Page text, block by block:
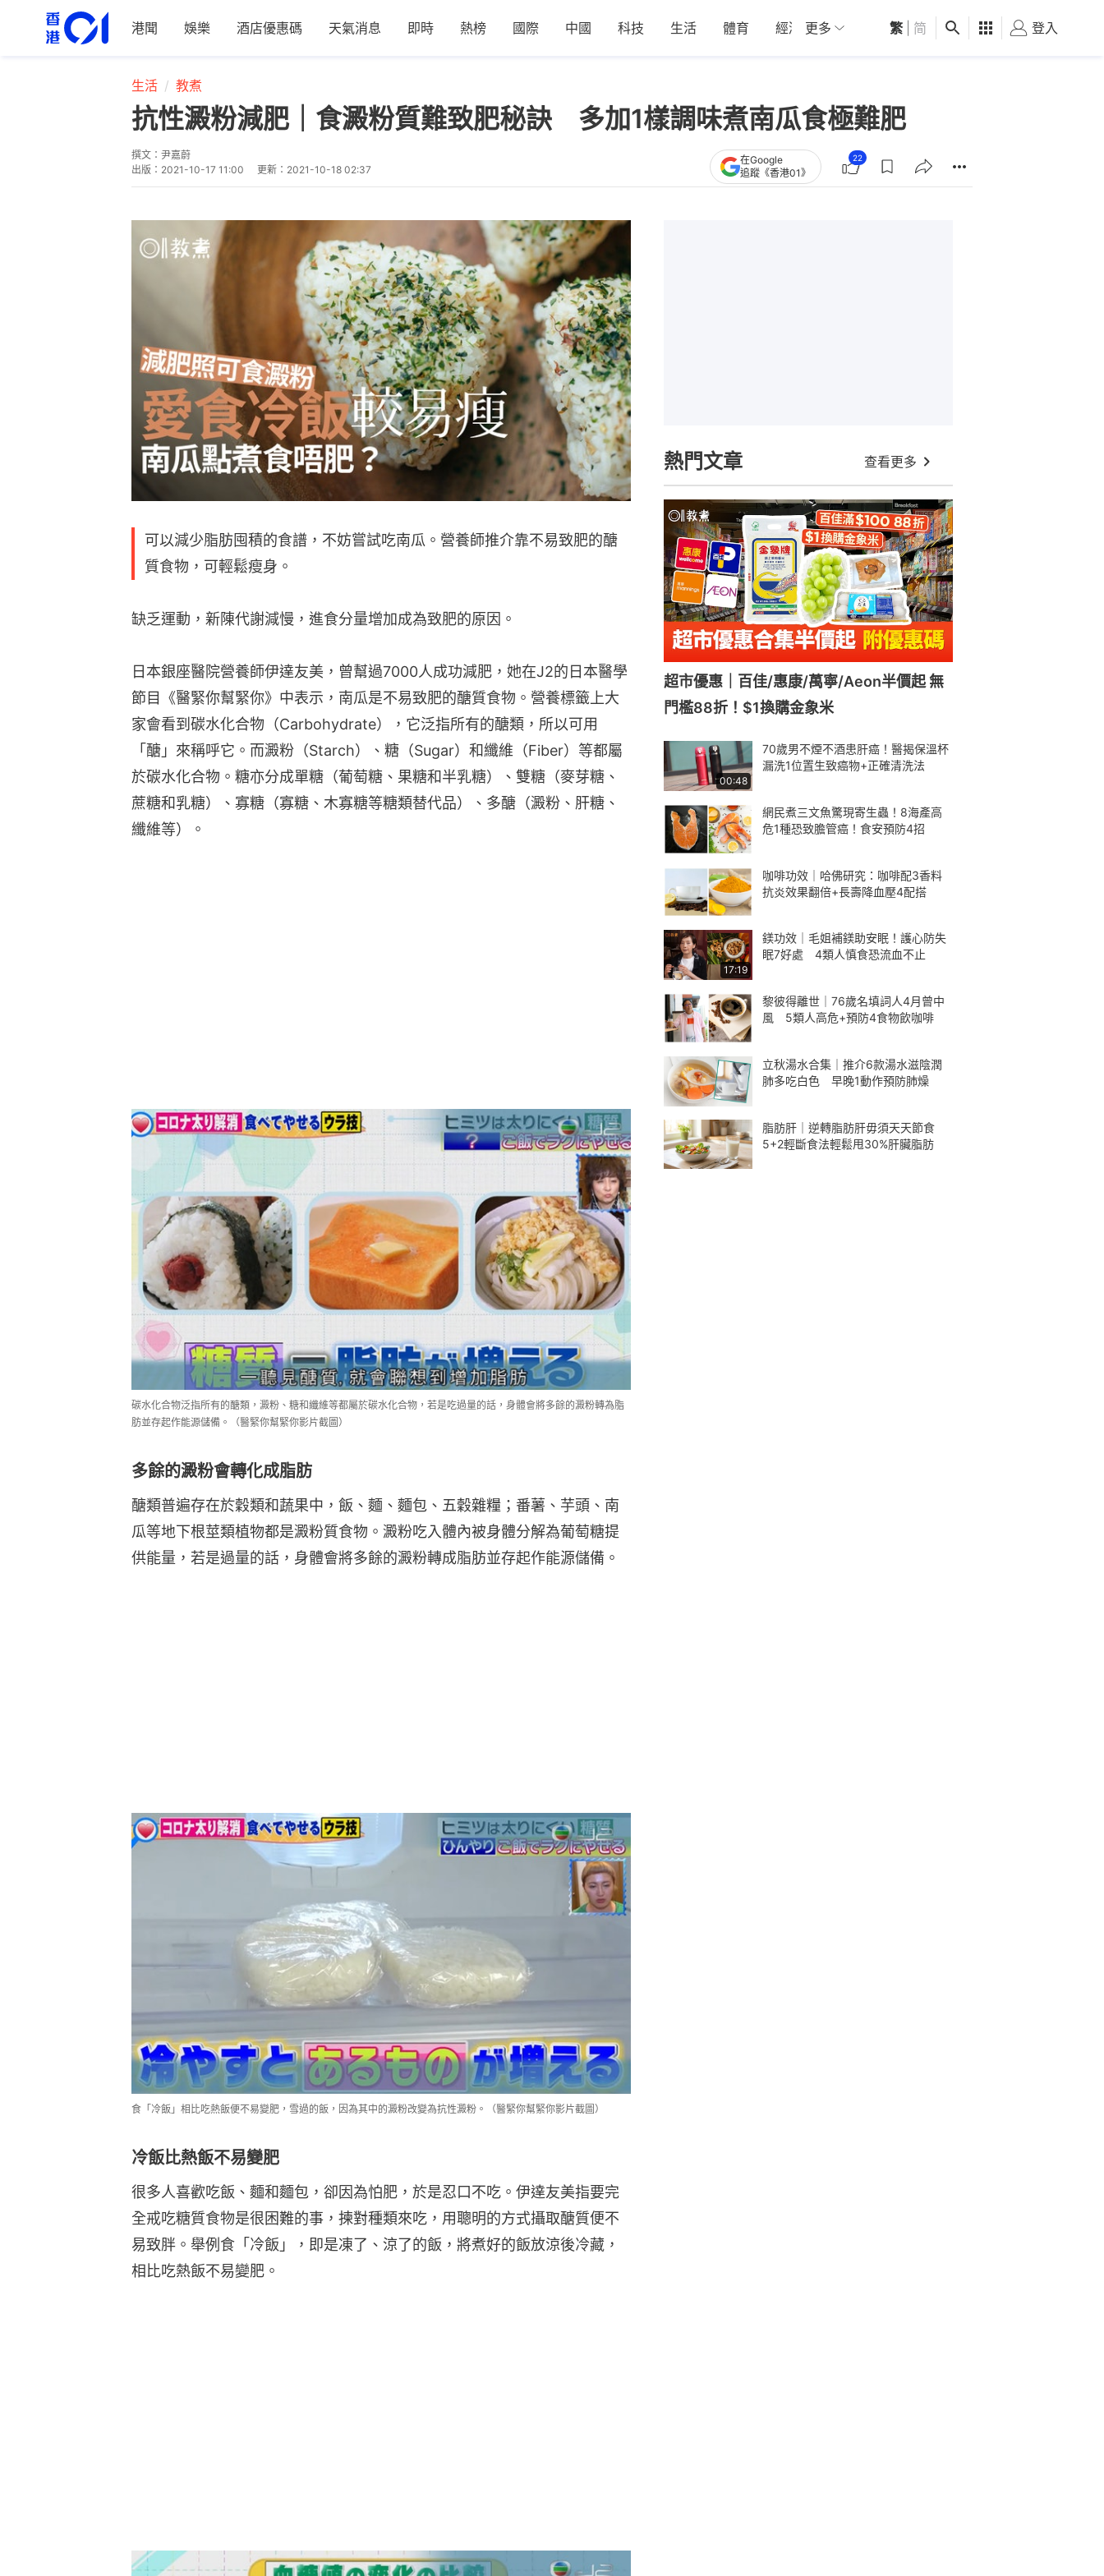
港聞 娛樂 酒店優惠碼 天氣消息 即時 熱榜 國際 中國 科技 生活 體育 經濟 01深圳 觀點 健康 好食玩飛
更多 繁 简 登入
生活 教煮
抗性澱粉減肥｜食澱粉質難致肥秘訣 多加1樣調味煮南瓜食極難肥
撰文： 尹嘉蔚
出版： 2021-10-17 11:00 更新： 2021-10-18 02:37
在Google
追蹤《香港01》
22
可以減少脂肪囤積的食譜，不妨嘗試吃南瓜。營養師推介靠不易致肥的醣
質食物，可輕鬆瘦身。
缺乏運動，新陳代謝減慢，進食分量增加成為致肥的原因。
日本銀座醫院營養師伊達友美，曾幫過7000人成功減肥，她在J2的日本醫學
節目《醫緊你幫緊你》中表示，南瓜是不易致肥的醣質食物。營養標籤上大
家會看到碳水化合物（Carbohydrate），它泛指所有的醣類，所以可用
「醣」來稱呼它。而澱粉（Starch）、糖（Sugar）和纖維（Fiber）等都屬
於碳水化合物。糖亦分成單糖（葡萄糖、果糖和半乳糖）、雙糖（麥芽糖、
蔗糖和乳糖）、寡糖（寡糖、木寡糖等糖類替代品）、多醣（澱粉、肝糖、
纖維等）。
碳水化合物泛指所有的醣類，澱粉、糖和纖維等都屬於碳水化合物，若是吃過量的話，身體會將多餘的澱粉轉為脂
肪並存起作能源儲備。（醫緊你幫緊你影片截圖）
多餘的澱粉會轉化成脂肪
醣類普遍存在於穀類和蔬果中，飯、麵、麵包、五穀雜糧；番薯、芋頭、南
瓜等地下根莖類植物都是澱粉質食物。澱粉吃入體內被身體分解為葡萄糖提
供能量，若是過量的話，身體會將多餘的澱粉轉成脂肪並存起作能源儲備。
食「冷飯」相比吃熱飯便不易變肥，雪過的飯，因為其中的澱粉改變為抗性澱粉。（醫緊你幫緊你影片截圖）
冷飯比熱飯不易變肥
很多人喜歡吃飯、麵和麵包，卻因為怕肥，於是忍口不吃。伊達友美指要完
全戒吃糖質食物是很困難的事，揀對種類來吃，用聰明的方式攝取醣質便不
易致胖。舉例食「冷飯」，即是凍了、涼了的飯，將煮好的飯放涼後冷藏，
相比吃熱飯不易變肥。
熱門文章 查看更多
超市優惠｜百佳/惠康/萬寧/Aeon半價起 無
門檻88折！$1換購金象米
00:48
70歲男不煙不酒患肝癌！醫揭保溫杯
漏洗1位置生致癌物+正確清洗法
網民煮三文魚驚現寄生蟲！8海產高
危1種恐致膽管癌！食安預防4招
咖啡功效｜哈佛研究：咖啡配3香料
抗炎效果翻倍+長壽降血壓4配搭
17:19
鎂功效｜毛姐補鎂助安眠！護心防失
眠7好處 4類人慎食恐流血不止
黎彼得離世｜76歲名填詞人4月曾中
風 5類人高危+預防4食物飲咖啡
立秋湯水合集｜推介6款湯水滋陰潤
肺多吃白色 早晚1動作預防肺燥
脂肪肝｜逆轉脂肪肝毋須天天節食
5+2輕斷食法輕鬆甩30%肝臟脂肪